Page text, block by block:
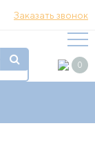
Заказать звонок
0